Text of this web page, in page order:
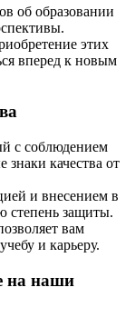
об образовании
этих
вперед к новым
с соблюдением
знаки качества от
и внесением в
степень защиты.
вам
и карьеру.
на наши